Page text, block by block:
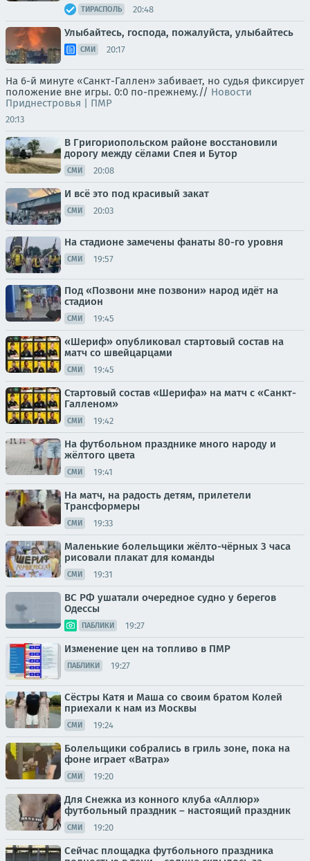
ТИРАСПОЛЬ 20:48
Улыбайтесь, господа, пожалуйста, улыбайтесь
СМИ 20:17
На 6-й минуте «Санкт-Галлен» забивает, но судья фиксирует
положение вне игры. 0:0 по-прежнему.// Новости
Приднестровья | ПМР
20:13
В Григориопольском районе восстановили
дорогу между сёлами Спея и Бутор
СМИ 20:08
И всё это под красивый закат
СМИ 20:03
На стадионе замечены фанаты 80-го уровня
СМИ 19:57
Под «Позвони мне позвони» народ идёт на
стадион
СМИ 19:45
«Шериф» опубликовал стартовый состав на
матч со швейцарцами
СМИ 19:45
Стартовый состав «Шерифа» на матч с «Санкт-
Галленом»
СМИ 19:42
На футбольном празднике много народу и
жёлтого цвета
СМИ 19:41
На матч, на радость детям, прилетели
Трансформеры
СМИ 19:33
Маленькие болельщики жёлто-чёрных 3 часа
рисовали плакат для команды
СМИ 19:31
ВС РФ ушатали очередное судно у берегов
Одессы
ПАБЛИКИ 19:27
Изменение цен на топливо в ПМР
ПАБЛИКИ 19:27
Сёстры Катя и Маша со своим братом Колей
приехали к нам из Москвы
СМИ 19:24
Болельщики собрались в гриль зоне, пока на
фоне играет «Ватра»
СМИ 19:20
Для Снежка из конного клуба «Аллюр»
футбольный праздник – настоящий праздник
СМИ 19:20
Сейчас площадка футбольного праздника